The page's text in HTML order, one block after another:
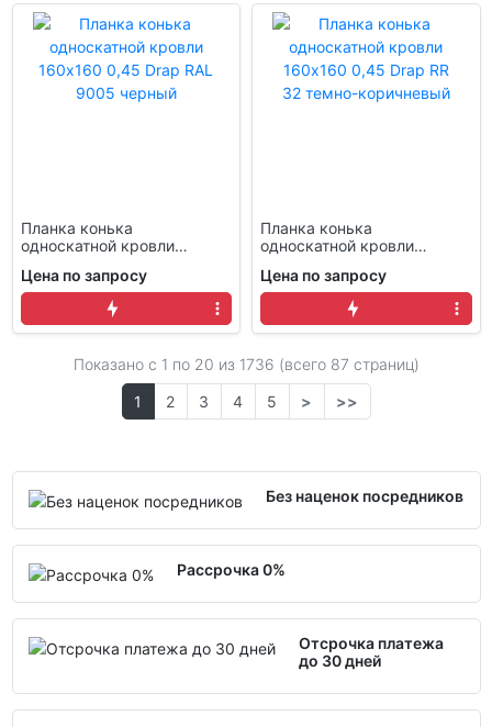
Планка конька
односкатной кровли
9005 черный
Цена по запросу
Планка конька
односкатной кровли
темно-коричневый
Цена по запросу
Показано с 1 по 20 из 1736 (всего 87 страниц)
1
2 3 4 5 > >>
Без наценок посредников
Рассрочка 0%
Отсрочка платежа
до 30 дней